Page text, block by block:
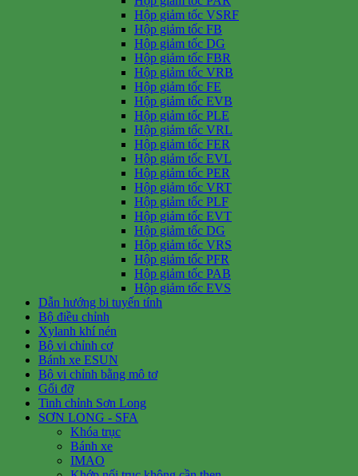
Hộp giảm tốc VSRF
Hộp giảm tốc FB
Hộp giảm tốc DG
Hộp giảm tốc FBR
Hộp giảm tốc VRB
Hộp giảm tốc FE
Hộp giảm tốc EVB
Hộp giảm tốc PLE
Hộp giảm tốc VRL
Hộp giảm tốc FER
Hộp giảm tốc EVL
Hộp giảm tốc PER
Hộp giảm tốc VRT
Hộp giảm tốc PLF
Hộp giảm tốc EVT
Hộp giảm tốc DG
Hộp giảm tốc VRS
Hộp giảm tốc PFR
Hộp giảm tốc PAB
Hộp giảm tốc EVS
Dẫn hướng bi tuyến tính
Bộ điều chỉnh
Xylanh khí nén
Bộ vi chỉnh cơ
Bánh xe ESUN
Bộ vi chỉnh bằng mô tơ
Gối đỡ
Tinh chỉnh Sơn Long
SƠN LONG - SFA
Khóa trục
Bánh xe
IMAO